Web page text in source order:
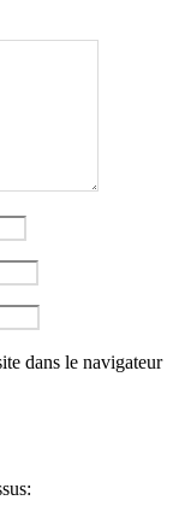
dans le navigateur